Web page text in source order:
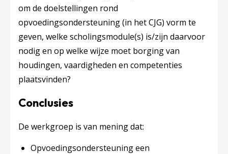
om de doelstellingen rond
opvoedingsondersteuning (in het CJG) vorm te
geven, welke scholingsmodule(s) is/zijn daarvoor
nodig en op welke wijze moet borging van
houdingen, vaardigheden en competenties
plaatsvinden?
Conclusies
De werkgroep is van mening dat:
Opvoedingsondersteuning een